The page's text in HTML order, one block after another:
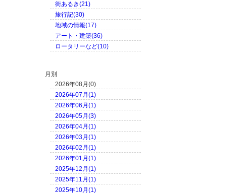
街あるき(21)
旅行記(30)
地域の情報(17)
アート・建築(36)
ロータリーなど(10)
月別
2026年08月(0)
2026年07月(1)
2026年06月(1)
2026年05月(3)
2026年04月(1)
2026年03月(1)
2026年02月(1)
2026年01月(1)
2025年12月(1)
2025年11月(1)
2025年10月(1)